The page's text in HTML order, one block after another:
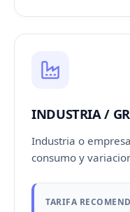
INDUSTRIA /
Industria o
consumo y
TARIFA